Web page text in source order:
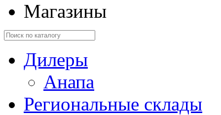
Магазины
Дилеры
Анапа
Региональные склады